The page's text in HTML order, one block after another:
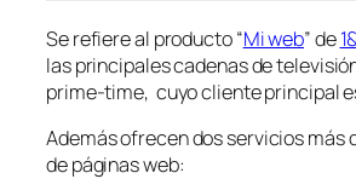
Se refiere al producto “Mi web” de
las principales cadenas de
prime-time, cuyo cliente principal
Además ofrecen dos servicios más
de páginas web: